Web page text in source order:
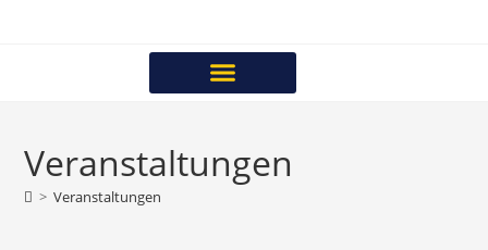
Veranstaltungen
> Veranstaltungen